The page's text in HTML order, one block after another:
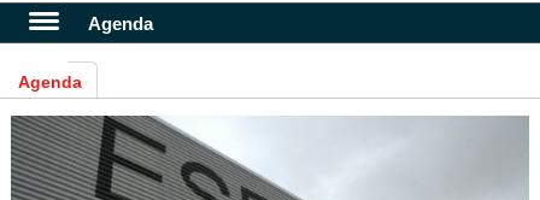
Agenda
Agenda